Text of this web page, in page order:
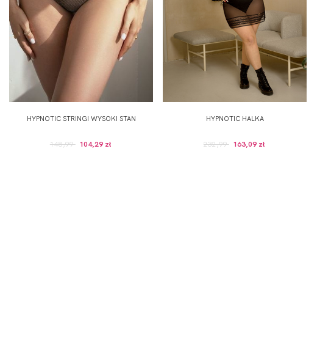
HYPNOTIC STRINGI WYSOKI STAN
148,99 104,29 zł
HYPNOTIC HALKA
232,99 163,09 zł